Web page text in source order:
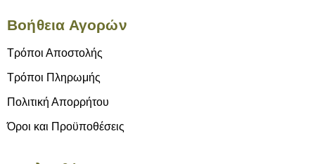
Βοήθεια Αγορών
Τρόποι Αποστολής
Τρόποι Πληρωμής
Πολιτική Απορρήτου
Όροι και Προϋποθέσεις